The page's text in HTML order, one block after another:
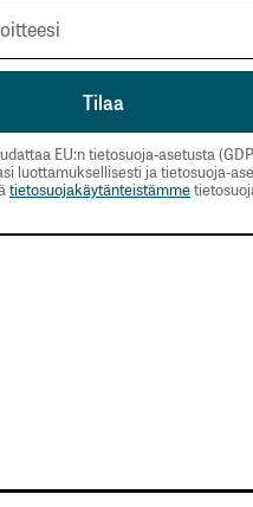
EU:n tietosuoja-asetusta
luottamuksellisesti ja tietosuoja-
tietosuojakäytänteistämme